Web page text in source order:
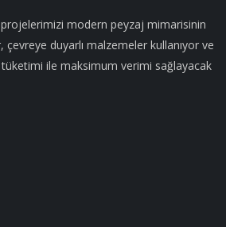
modern peyzaj mimarisinin
çevreye duyarlı malzemeler kullanıyor ve
ile maksimum verimi sağlayacak